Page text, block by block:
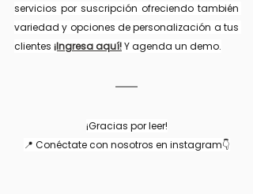
servicios por suscripción ofreciendo también
variedad y opciones de personalización a tus
clientes ¡Ingresa aquí! Y agenda un demo.
¡Gracias por leer!
📍 Conéctate con nosotros en instagram👇